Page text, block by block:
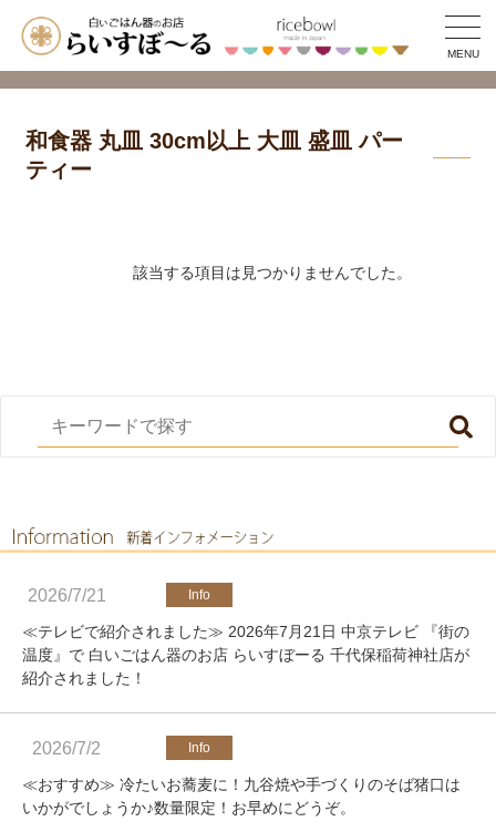
MENU
和食器 丸皿 30cm以上 大皿 盛皿 パー
ティー
該当する項目は見つかりませんでした。
2026/7/21
≪テレビで紹介されました≫ 2026年7月21日 中京テレビ 『街の
温度』で 白いごはん器のお店 らいすぼーる 千代保稲荷神社店が
紹介されました！
2026/7/2
≪おすすめ≫ 冷たいお蕎麦に！九谷焼や手づくりのそば猪口は
いかがでしょうか♪数量限定！お早めにどうぞ。